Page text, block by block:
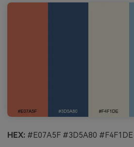
HEX: #E07A5F #3D5A80